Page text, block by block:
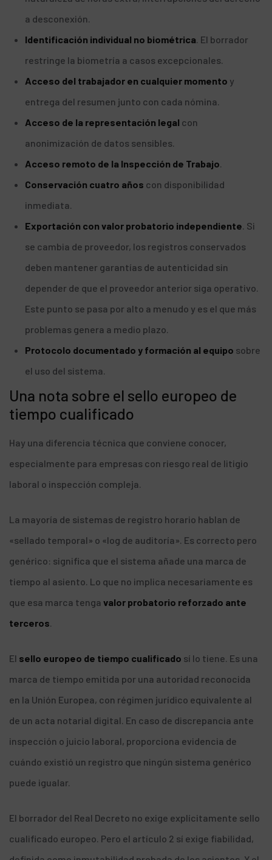
a desconexión.
Identificación individual no biométrica. El borrador
restringe la biometría a casos excepcionales.
Acceso del trabajador en cualquier momento y
entrega del resumen junto con cada nómina.
Acceso de la representación legal con
anonimización de datos sensibles.
Acceso remoto de la Inspección de Trabajo.
Conservación cuatro años con disponibilidad
inmediata.
Exportación con valor probatorio independiente. Si
se cambia de proveedor, los registros conservados
deben mantener garantías de autenticidad sin
depender de que el proveedor anterior siga operativo.
Este punto se pasa por alto a menudo y es el que más
problemas genera a medio plazo.
Protocolo documentado y formación al equipo sobre
el uso del sistema.
Una nota sobre el sello europeo de
tiempo cualificado
Hay una diferencia técnica que conviene conocer,
especialmente para empresas con riesgo real de litigio
laboral o inspección compleja.
La mayoría de sistemas de registro horario hablan de
«sellado temporal» o «log de auditoría». Es correcto pero
genérico: significa que el sistema añade una marca de
tiempo al asiento. Lo que no implica necesariamente es
que esa marca tenga valor probatorio reforzado ante
terceros.
El sello europeo de tiempo cualificado sí lo tiene. Es una
marca de tiempo emitida por una autoridad reconocida
en la Unión Europea, con régimen jurídico equivalente al
de un acta notarial digital. En caso de discrepancia ante
inspección o juicio laboral, proporciona evidencia de
cuándo existió un registro que ningún sistema genérico
puede igualar.
El borrador del Real Decreto no exige explícitamente sello
cualificado europeo. Pero el artículo 2 sí exige fiabilidad,